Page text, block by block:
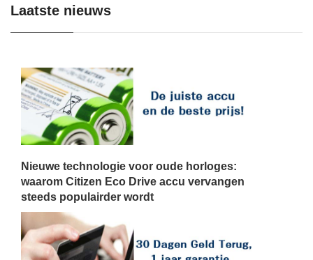
Laatste nieuws
Nieuwe technologie voor oude horloges:
waarom Citizen Eco Drive accu vervangen
steeds populairder wordt